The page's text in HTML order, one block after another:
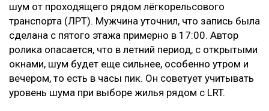
шум от проходящего рядом лёгкорельсового
транспорта (ЛРТ). Мужчина уточнил, что запись была
сделана с пятого этажа примерно в 17:00. Автор
ролика опасается, что в летний период, с открытыми
окнами, шум будет еще сильнее, особенно утром и
вечером, то есть в часы пик. Он советует учитывать
уровень шума при выборе жилья рядом с LRT.